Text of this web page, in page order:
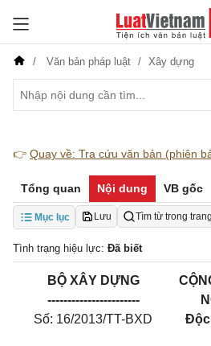
Văn bản pháp luật Xây dựng
👉 Quay về: Tra cứu văn bản (phiên
Tổng quan Nội dung VB gốc
Mục lục Lưu Tìm từ trong trang
Tình trạng hiệu lực: Đã biết
BỘ XÂY DỰNG
-----------------------
Số: 16/2013/TT-BXD
Độc